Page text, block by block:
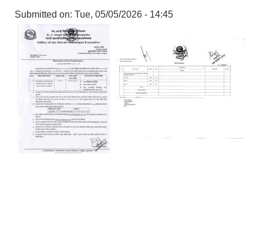
Submitted on: Tue, 05/05/2026 - 14:45